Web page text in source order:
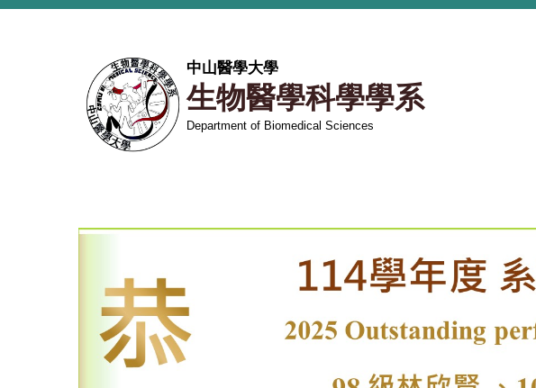
跳
中山醫學大學
生物醫學科學學系
Department of Biomedical Sciences